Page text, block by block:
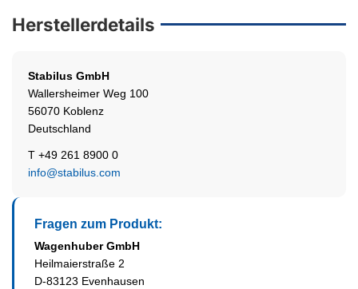
Herstellerdetails
Stabilus GmbH
Wallersheimer Weg 100
56070 Koblenz
Deutschland
T +49 261 8900 0
info@stabilus.com
Fragen zum Produkt:
Wagenhuber GmbH
Heilmaierstraße 2
D-83123 Evenhausen